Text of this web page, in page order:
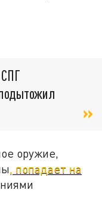
оружие,
, попадает на